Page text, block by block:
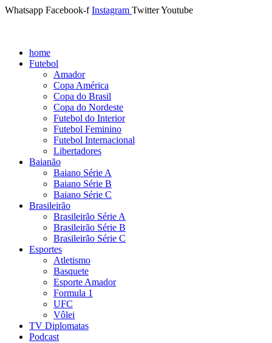
Whatsapp Facebook-f Instagram TwitterYoutube
home
Futebol
Amador
Copa América
Copa do Brasil
Copa do Nordeste
Futebol do Interior
Futebol Feminino
Futebol Internacional
Libertadores
Baianão
Baiano Série A
Baiano Série B
Baiano Série C
Brasileirão
Brasileirão Série A
Brasileirão Série B
Brasileirão Série C
Esportes
Atletismo
Basquete
Esporte Amador
Formula 1
UFC
Vôlei
TV Diplomatas
Podcast